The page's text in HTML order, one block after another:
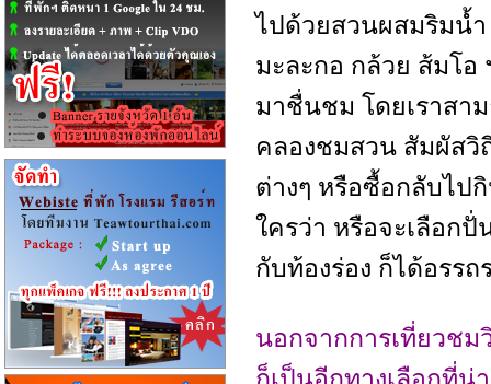
ไปด้วยสวนผสมริมน้ำ
มะละกอ กล้วย ส้มโอ
มาชื่นชม โดยเราสา
คลองชมสวน สัมผัส
ต่างๆ หรือซื้อกลับไป
ใครว่า หรือจะเลือก
กับท้องร่อง ก็ได้อรร
นอกจากการเที่ยวชม